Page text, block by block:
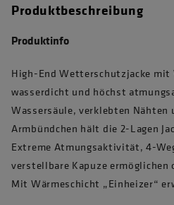
Produktbeschreibung
Produktinfo
High-End Wetterschutzjacke
wasserdicht und höchst
Wassersäule, verklebten Nähten
Armbündchen hält die 2-Lagen
Extreme Atmungsaktivität, 4-
verstellbare Kapuze
Mit Wärmeschicht „Einheizer“